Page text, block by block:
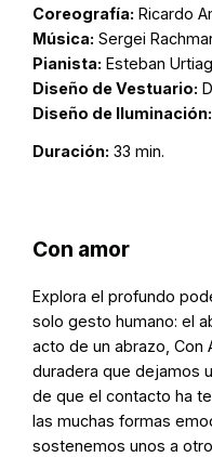
Coreografía: Ricardo
Música: Sergei
Pianista: Esteban
Diseño de Vestuario:
Diseño de Iluminación:
Duración: 33 min.
Con amor
Explora el profundo
solo gesto humano: el
acto de un abrazo, Con
duradera que dejamos
de que el contacto ha
las muchas formas
sostenemos unos a